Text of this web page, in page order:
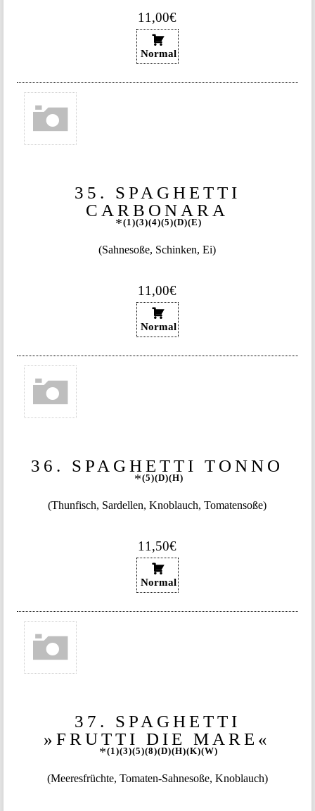
11,00€
Normal
35. SPAGHETTI
CARBONARA
1 3 4 5 D E
11,00€
Normal
(Sahnesoße, Schinken, Ei)
36. SPAGHETTI TONNO
5 D H
11,50€
Normal
(Thunfisch, Sardellen, Knoblauch, Tomatensoße)
37. SPAGHETTI
»FRUTTI DIE MARE«
1 3 5 8 D H K W
(Meeresfrüchte, Tomaten-Sahnesoße, Knoblauch)